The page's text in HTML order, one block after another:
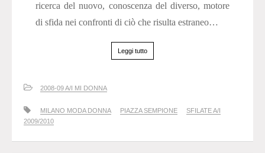
ricerca del nuovo, conoscenza del diverso, motore
di sfida nei confronti di ciò che risulta estraneo…
Leggi tutto
2008-09 A/I MI DONNA
MILANO MODA DONNA PIAZZA SEMPIONE
SFILATE A/I
2009/2010